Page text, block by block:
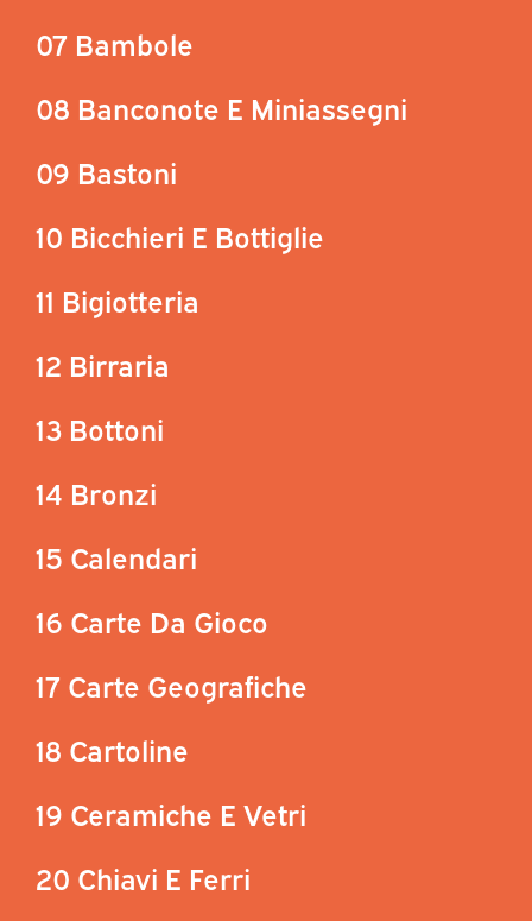
07 Bambole
08 Banconote E Miniassegni
09 Bastoni
10 Bicchieri E Bottiglie
11 Bigiotteria
12 Birraria
13 Bottoni
14 Bronzi
15 Calendari
16 Carte Da Gioco
17 Carte Geografiche
18 Cartoline
19 Ceramiche E Vetri
20 Chiavi E Ferri